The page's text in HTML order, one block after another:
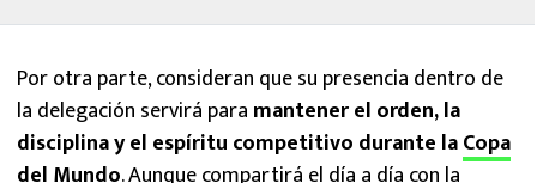
Por otra parte, consideran que su presencia dentro de
la delegación servirá para mantener el orden, la
disciplina y el espíritu competitivo durante laCopa
del Mundo. Aunque compartirá el día a día con la